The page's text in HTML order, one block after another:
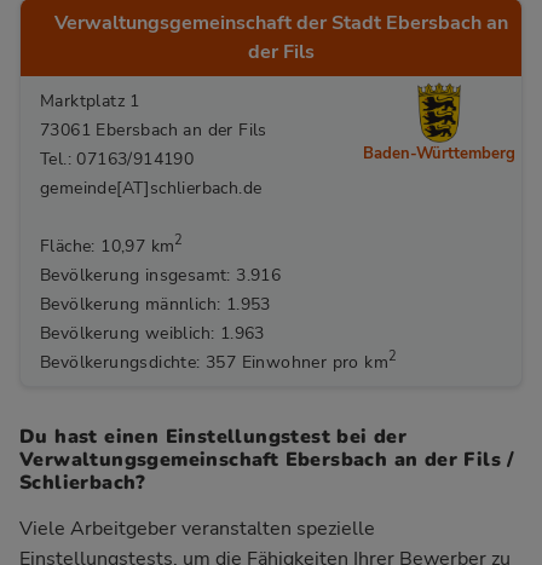
Verwaltungsgemeinschaft der Stadt Ebersbach an
der Fils
Marktplatz 1
73061 Ebersbach an der Fils
Tel.: 07163/914190
gemeinde[AT]schlierbach.de
Fläche: 10,97 km2
Bevölkerung insgesamt: 3.916
Bevölkerung männlich: 1.953
Bevölkerung weiblich: 1.963
Bevölkerungsdichte: 357 Einwohner pro km2
Baden-Württemberg
Du hast einen Einstellungstest bei der
Verwaltungsgemeinschaft Ebersbach an der Fils /
Schlierbach?
Viele Arbeitgeber veranstalten spezielle
Einstellungstests, um die Fähigkeiten Ihrer Bewerber zu